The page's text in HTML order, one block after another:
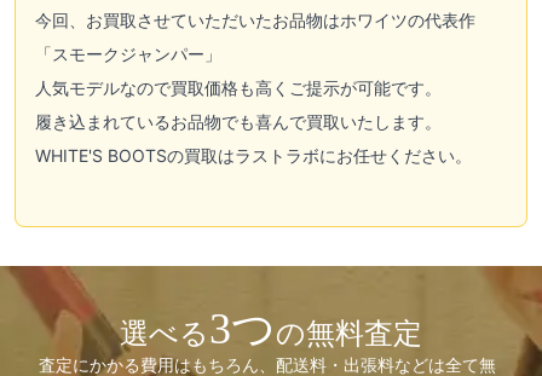
今回、お買取させていただいたお品物はホワイツの代表作
「スモークジャンパー」
人気モデルなので買取価格も高くご提示が可能です。
履き込まれているお品物でも喜んで買取いたします。
WHITE'S BOOTSの買取はラストラボにお任せください。
選べる3つの無料査定
査定にかかる費用はもちろん、配送料・出張料などは全て無